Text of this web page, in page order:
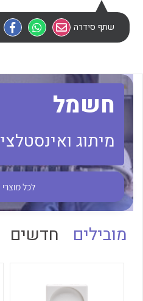
לכל מוצרי היצרן
לכל מוצרי היצרן
שתף סידרה
חשמל
מיתוג
לכל מוצרי
מובילים חדשים